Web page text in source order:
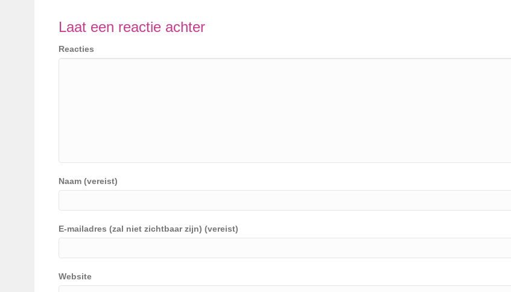
Laat een reactie achter
Reacties
Naam (vereist)
E-mailadres (zal niet zichtbaar zijn) (vereist)
Website